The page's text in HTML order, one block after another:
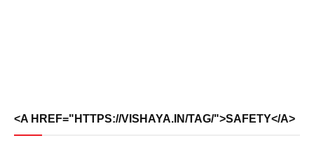
<A HREF="HTTPS://VISHAYA.IN/TAG/">SAFETY</A>